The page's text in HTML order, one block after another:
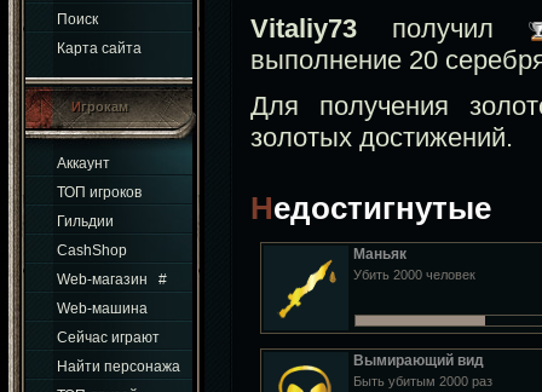
Поиск
Карта сайта
Игрокам
Аккаунт
ТОП игроков
Гильдии
CashShop
Web-магазин
#
Web-машина
Сейчас играют
Найти персонажа
Vitaliy73 получил
выполнение 20
Для получения
золотых достижений.
Недостигнутые
Маньяк
Убить 2000 человек
Вымирающий вид
Быть убитым 2000 раз